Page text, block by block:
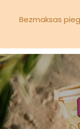
Bezmaksas